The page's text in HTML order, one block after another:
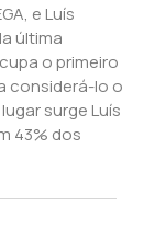
e Luís
última
o primeiro
considerá-lo o
surge Luís
43% dos